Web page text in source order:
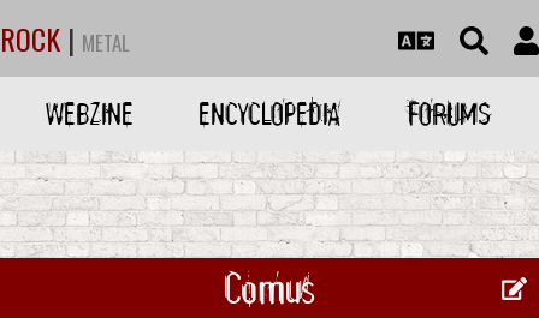
ROCK | METAL
WEBZINE ENCYCLOPEDIA FORUMS
Comus